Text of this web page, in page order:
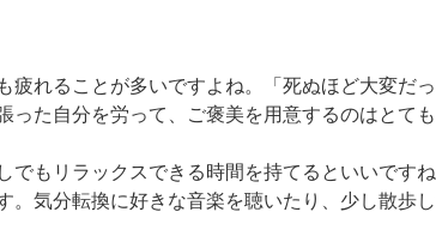
れることが多いですよね。「死ぬほど大変だ
た自分を労って、ご褒美を用意するのはとても
もリラックスできる時間を持てるといいです
気分転換に好きな音楽を聴いたり、少し散歩